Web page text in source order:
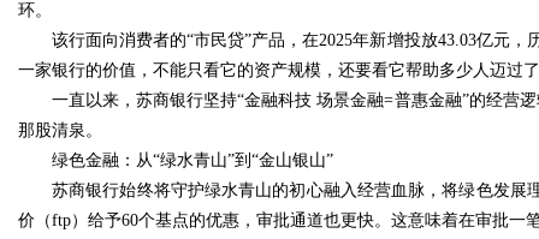
环。
该行面向消费者的“市民贷”产品，在2025年新增投放43.03亿元
一家银行的价值，不能只看它的资产规模，还要看它帮助多少人迈过
一直以来，苏商银行坚持“金融科技 场景金融=普惠金融”的经营
那股清泉。
绿色金融：从“绿水青山”到“金山银山”
苏商银行始终将守护绿水青山的初心融入经营血脉，将绿色发
价（ftp）给予60个基点的优惠，审批通道也更快。这意味着在审批